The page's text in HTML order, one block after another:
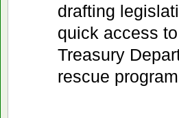
drafting
quick access
Treasury
rescue